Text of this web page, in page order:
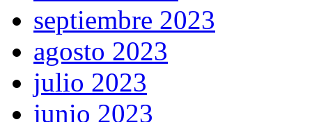
septiembre 2023
agosto 2023
julio 2023
junio 2023